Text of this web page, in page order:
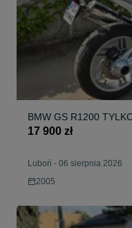
BMW GS R1200
17 900 zł
Luboń - 06 sierpnia 2026
2005